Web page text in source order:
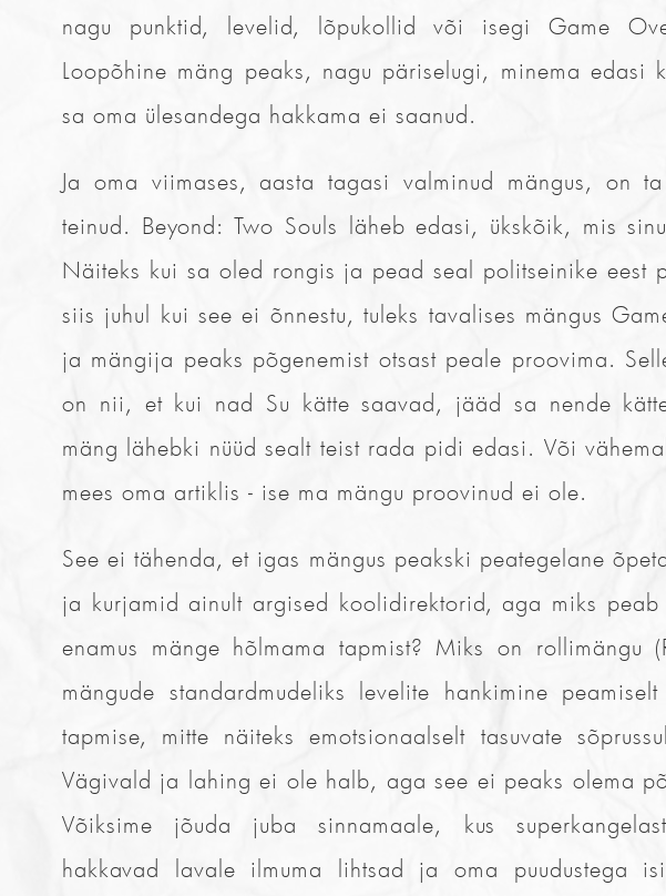
nagu punktid, levelid, lõpukollid või isegi Game
Loopõhine mäng peaks, nagu päriselugi, minema edasi
sa oma ülesandega hakkama ei saanud.
Ja oma viimases, aasta tagasi valminud mängus, on
teinud. Beyond: Two Souls läheb edasi, ükskõik, mis
Näiteks kui sa oled rongis ja pead seal politseinike eest
siis juhul kui see ei õnnestu, tuleks tavalises mängus
ja mängija peaks põgenemist otsast peale proovima.
on nii, et kui nad Su kätte saavad, jääd sa nende
mäng lähebki nüüd sealt teist rada pidi edasi. Või
mees oma artiklis - ise ma mängu proovinud ei ole.
See ei tähenda, et igas mängus peakski peategelane
ja kurjamid ainult argised koolidirektorid, aga miks
enamus mänge hõlmama tapmist? Miks on rollimängu
mängude standardmudeliks levelite hankimine
tapmise, mitte näiteks emotsionaalselt tasuvate
Vägivald ja lahing ei ole halb, aga see ei peaks olema
Võiksime jõuda juba sinnamaale, kus
hakkavad lavale ilmuma lihtsad ja oma puudustega